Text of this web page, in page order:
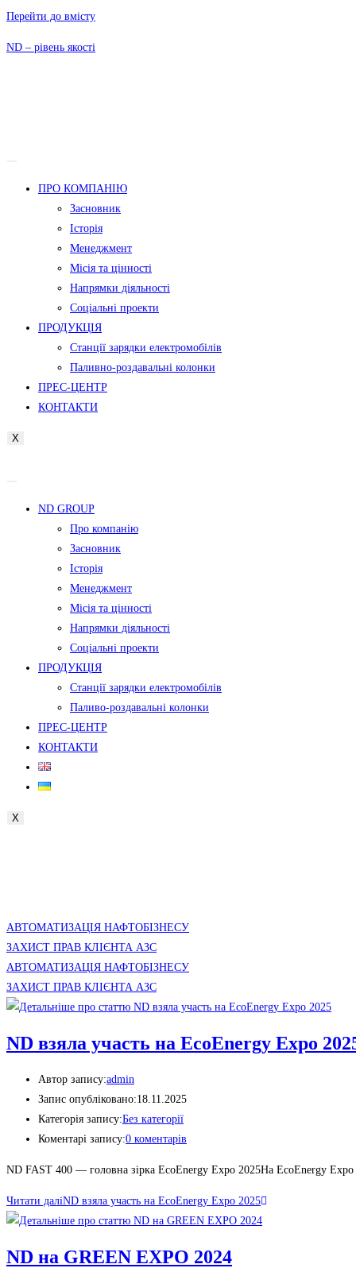
Перейти до вмісту
ND – рівень якості
ПРО КОМПАНІЮ
Засновник
Історія
Менеджмент
Місія та цінності
Напрямки діяльності
Соціальні проекти
ПРОДУКЦІЯ
Станції зарядки електромобілів
Паливно-роздавальні колонки
ПРЕС-ЦЕНТР
КОНТАКТИ
X
ND GROUP
Про компанію
Засновник
Історія
Менеджмент
Місія та цінності
Напрямки діяльності
Соціальні проекти
ПРОДУКЦІЯ
Станції зарядки електромобілів
Паливо-роздавальні колонки
ПРЕС-ЦЕНТР
КОНТАКТИ
X
АВТОМАТИЗАЦІЯ НАФТОБІЗНЕСУ
ЗАХИСТ ПРАВ КЛІЄНТА АЗС
АВТОМАТИЗАЦІЯ НАФТОБІЗНЕСУ
ЗАХИСТ ПРАВ КЛІЄНТА АЗС
ND взяла участь на EcoEnergy Expo
Автор запису:admin
Запис опубліковано:18.11.2025
Категорія запису:Без категорії
Коментарі запису:0 коментарів
ND FAST 400 — головна зірка EcoEnergy Expo 2025На EcoEnergy
Читати даліND взяла участь на EcoEnergy Expo 2025
ND на GREEN EXPO 2024